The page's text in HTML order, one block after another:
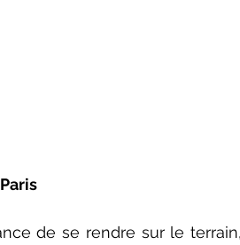
de se rendre sur le terrain,